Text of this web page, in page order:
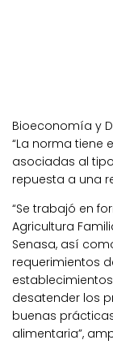
Bioeconomía y
“La norma tiene
asociadas al
repuesta a una
“Se trabajó en
Agricultura
Senasa, así
requerimientos
desatender los
buenas
alimentaria”,